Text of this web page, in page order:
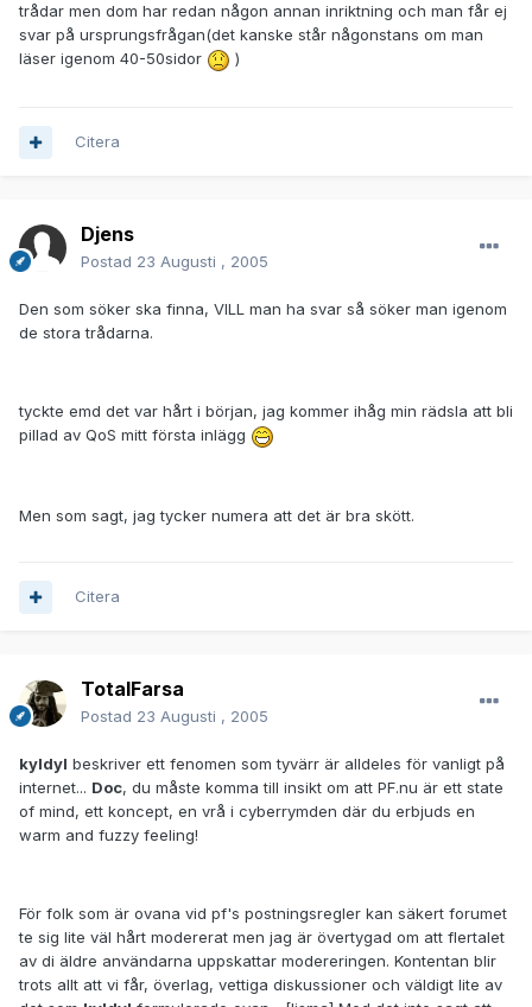
trådar men dom har redan någon annan inriktning och man får ej
svar på ursprungsfrågan(det kanske står någonstans om man
läser igenom 40-50sidor
)
Citera
Djens
Postad 23 Augusti , 2005
Den som söker ska finna, VILL man ha svar så söker man igenom
de stora trådarna.
tyckte emd det var hårt i början, jag kommer ihåg min rädsla att bli
pillad av QoS mitt första inlägg
Men som sagt, jag tycker numera att det är bra skött.
Citera
TotalFarsa
Postad 23 Augusti , 2005
kyldyl beskriver ett fenomen som tyvärr är alldeles för vanligt på
internet... Doc, du måste komma till insikt om att PF.nu är ett state
of mind, ett koncept, en vrå i cyberrymden där du erbjuds en
warm and fuzzy feeling!
För folk som är ovana vid pf's postningsregler kan säkert forumet
te sig lite väl hårt modererat men jag är övertygad om att flertalet
av di äldre användarna uppskattar modereringen. Kontentan blir
trots allt att vi får, överlag, vettiga diskussioner och väldigt lite av